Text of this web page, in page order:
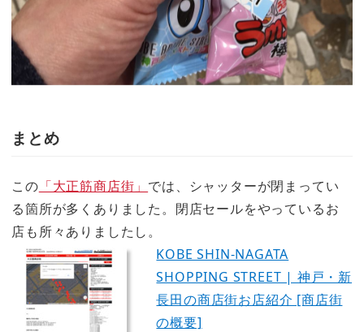
まとめ
この 「大正筋商店街」 では、シャッターが閉まってい
る箇所が多くありました。閉店セールをやっているお
店も所々ありましたし。
KOBE SHIN-NAGATA
SHOPPING STREET | 神戸・新
長田の商店街お店紹介 [商店街
の概要]